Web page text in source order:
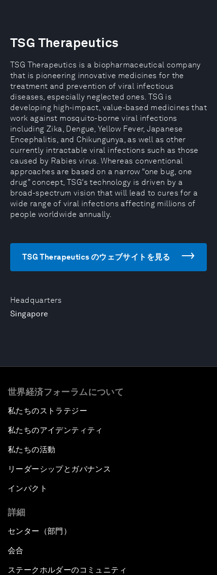
Headquarters
Singapore
TSG Therapeutics
TSG Therapeutics is a biopharmaceutical company
that is pioneering innovative medicines for the
treatment and prevention of viral infectious
diseases, especially neglected ones. TSG is
developing high-impact, value-based medicines that
work against mosquito-borne viral infections
including Zika, Dengue, Yellow Fever, Japanese
Encephalitis, and Chikungunya, as well as other
currently intractable viral infections such as those
caused by Rabies virus. Whereas conventional
approaches are based on a narrow “one bug, one
drug” concept, TSG’s technology is driven by a
broad-spectrum vision that will lead to cures for a
wide range of viral infections affecting millions of
people worldwide annually.
TSG Therapeutics のウェブサイトを見る
世界経済フォーラムについて
私たちのストラテジー
私たちのアイデンティティ
私たちの活動
リーダーシップとガバナンス
インパクト
詳細
センター（部門）
会合
ステークホルダーのコミュニティ